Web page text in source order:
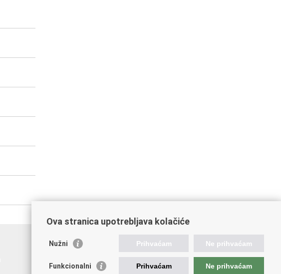
Važne poveznice
Vlada Republike Hrvatske
Zavod za prostorni razvoj
Ova stranica upotrebljava kolačiće
Nužni Prihvaćam Ne prihvaćam
Funkcionalni Prihvaćam Ne prihvaćam